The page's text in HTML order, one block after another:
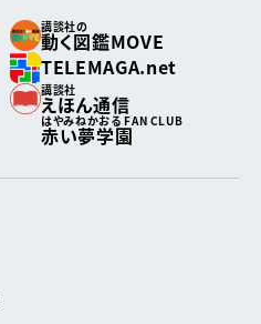
講談社の
動く図鑑MOVE
TELEMAGA.net
講談社
えほん通信
はやみねかおる FAN CLUB
赤い夢学園